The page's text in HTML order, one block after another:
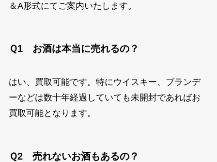
＆A形式にてご案内いたします。
Ｑ1 お酒は本当に売れるの？
はい、買取可能です。特にウイスキー、ブランデ
ーなどは数十年経過していても未開封であればお
買取可能となります。
Ｑ2 売れないお酒もあるの？